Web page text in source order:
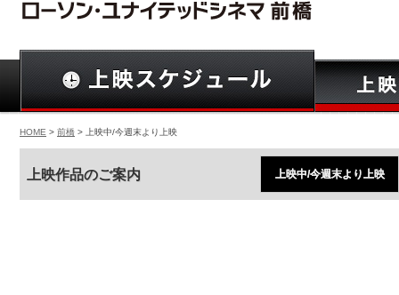
HOME > 前橋 > 上映中/今週末より上映
上映作品のご案内 上映中/今週末より上映